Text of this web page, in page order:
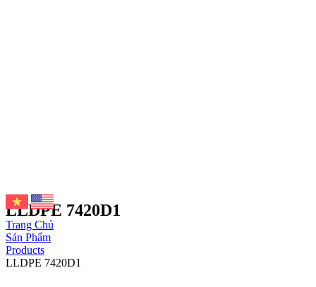
LLDPE 7420D1
Trang Chủ
Sản Phẩm
Products
LLDPE 7420D1